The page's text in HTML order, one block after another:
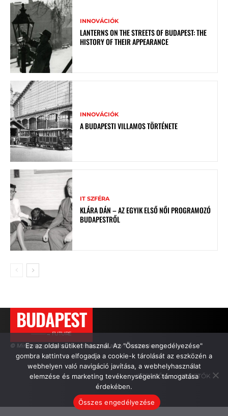
INNOVÁCIÓK
LANTERNS ON THE STREETS OF BUDAPEST: THE
HISTORY OF THEIR APPEARANCE
INNOVÁCIÓK
A BUDAPESTI VILLAMOS TÖRTÉNETE
IT SZFÉRA
KLÁRA DÁN – AZ EGYIK ELSŐ NŐI PROGRAMOZÓ
BUDAPESTRŐL
BUDAPEST
———→ FUTURE
© Minden jog fenntartva. Idézés csak aktív hivatkozással.
SZERZŐK HIRDETŐK
Ez az oldal sütiket használ. Az "Összes engedélyezése"
gombra kattintva elfogadja a cookie-k tárolását az eszközén a
webhelyen való navigáció javítása, a webhelyhasználat
elemzése és marketing tevékenységeink támogatása
érdekében.
Összes engedélyezése